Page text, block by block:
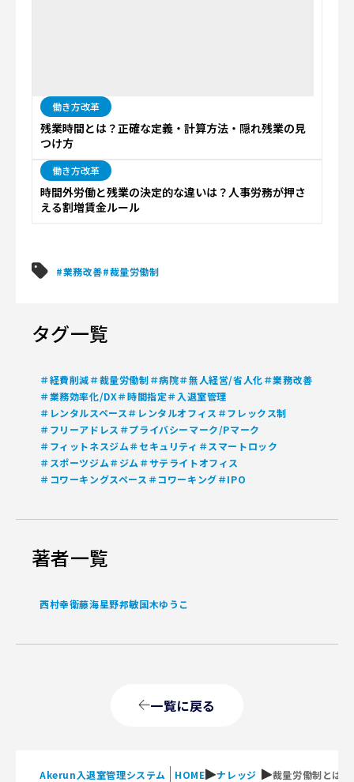
働き方改革
残業時間とは？正確な定義・計算方法・隠れ残業の見
つけ方
働き方改革
時間外労働と残業の決定的な違いは？人事労務が押さ
える割増賃金ルール
#業務改善#裁量労働制
タグ一覧
＃経費削減＃裁量労働制＃病院＃無人経営/省人化＃業務改善
＃業務効率化/DX＃時間指定＃入退室管理
＃レンタルスペース＃レンタルオフィス ＃フレックス制
＃フリーアドレス ＃プライバシーマーク/Pマーク
＃フィットネスジム＃セキュリティ ＃スマートロック
＃スポーツジム＃ジム ＃サテライトオフィス
＃コワーキングスペース ＃コワーキング＃IPO
著者一覧
西村幸衛藤海星野邦敏国木ゆうこ
一覧に戻る
Akerun入退室管理システム HOME ナレッジ 裁量労働制とは